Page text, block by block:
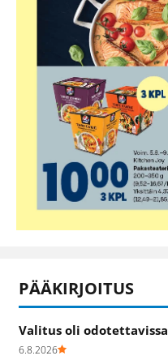
PÄÄKIRJOITUS
Valitus oli odotettavissa
6.8.2026